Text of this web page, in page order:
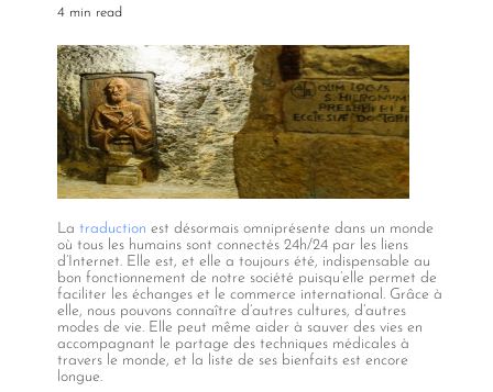
4 min read
Latraduction est désormais omniprésente dans un monde
où tous les humains sont connectés 24h/24 par les liens
d’Internet. Elle est, et elle a toujours été, indispensable au
bon fonctionnement de notre société puisqu’elle permet de
faciliter les échanges et le commerce international. Grâce à
elle, nous pouvons connaître d’autres cultures, d’autres
modes de vie. Elle peut même aider à sauver des vies en
accompagnant le partage des techniques médicales à
travers le monde, et la liste de ses bienfaits est encore
longue.